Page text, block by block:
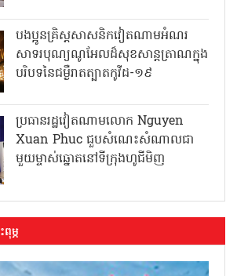
បងប្អូនគ្រិស្តសាសនិកវៀតណាមអំណរ
សាទរបុណ្យណូអែលដ៏សុខសាន្តត្រាណក្នុង
បរិបទនៃជម្ងឺរាតត្បាតកូវីដ-១៩
ប្រធានរដ្ឋវៀតណាមលោក Nguyen
Xuan Phuc ជួបសំណេះសំណាលជា
មួយម្ចាស់ឆ្នោតនៅទីក្រុងហូជីមិញ
ម្ភ